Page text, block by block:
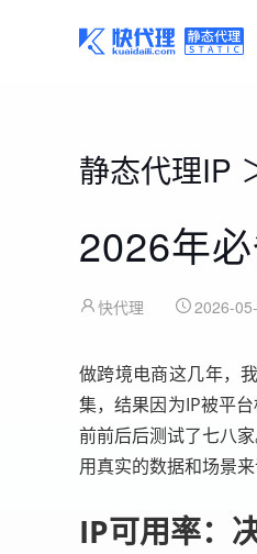
静态代理IP
2026年
快代理 2026-
做跨境电商这几年，
集，结果因为IP被平
前前后后测试了七八
用真实的数据和场景
IP可用率：